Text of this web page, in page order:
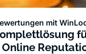
mit
Online